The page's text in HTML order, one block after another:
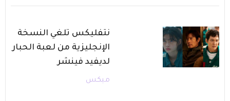
نتفليكس تلغي النسخة
الإنجليزية من لعبة الحبار
لديفيد فينشر
ميكس